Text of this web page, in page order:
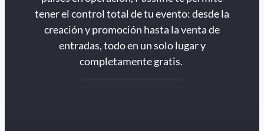
tener el control total de tu evento: desde la
creación y promoción hasta la venta de
entradas, todo en un solo lugar y
completamente gratis.